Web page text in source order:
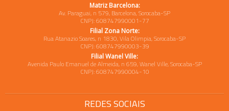
Matriz Barcelona:
Av. Paraguai, n 579, Barcelona, Sorocaba-SP
CNPJ: 608747990001-77
Filial Zona Norte:
Rua Atanazio Soares, n 1830, Vila Olimpia, Sorocaba-SP
CNPJ: 608747990003-39
Filial Wanel Ville:
Avenida Paulo Emanuel de Almeida, n 659, Wanel Ville, Sorocaba-SP
CNPJ: 608747990004-10
REDES SOCIAIS